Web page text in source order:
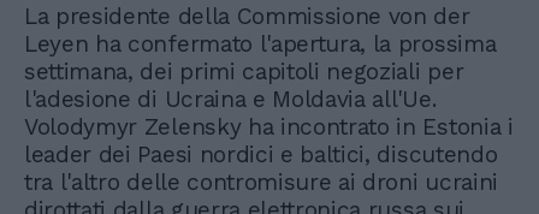
La presidente della Commissione von der
Leyen ha confermato l'apertura, la prossima
settimana, dei primi capitoli negoziali per
l'adesione di Ucraina e Moldavia all'Ue.
Volodymyr Zelensky ha incontrato in Estonia i
leader dei Paesi nordici e baltici, discutendo
tra l'altro delle contromisure ai droni ucraini